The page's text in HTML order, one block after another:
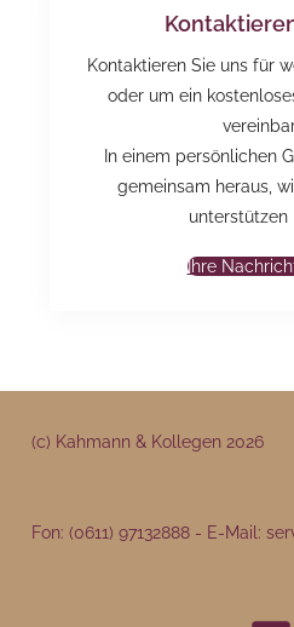
Kontaktieren Sie uns für
oder um ein
In einem persönlichen
gemeinsam heraus,
unterstützen
Ihre
(c) Kahmann & Kollegen 2026
Fon: (0611) 97132888 - E-Mail: